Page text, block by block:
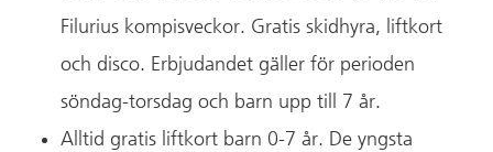
Filurius kompisveckor. Gratis skidhyra, liftkort
och disco. Erbjudandet gäller för perioden
söndag-torsdag och barn upp till 7 år.
Alltid gratis liftkort barn 0-7 år. De yngsta